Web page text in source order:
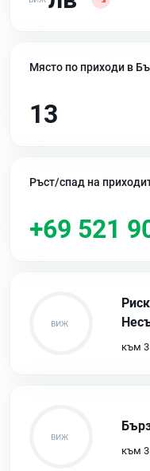
Място по приходи в
13
Ръст/спад на
+69 521
към
към